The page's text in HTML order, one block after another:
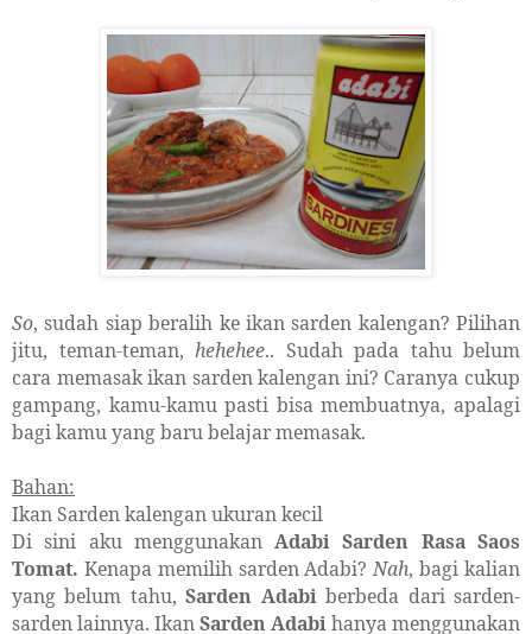
So, sudah siap beralih ke ikan sarden kalengan? Pilihan
jitu, teman-teman, hehehee.. Sudah pada tahu belum
cara memasak ikan sarden kalengan ini? Caranya cukup
gampang, kamu-kamu pasti bisa membuatnya, apalagi
bagi kamu yang baru belajar memasak.
Bahan:
Ikan Sarden kalengan ukuran kecil
Di sini aku menggunakanAdabi Sarden Rasa Saos
Tomat. Kenapa memilih sarden Adabi?Nah, bagi kalian
yang belum tahu,Sarden Adabiberbeda dari sarden-
sarden lainnya. IkanSarden Adabihanya menggunakan